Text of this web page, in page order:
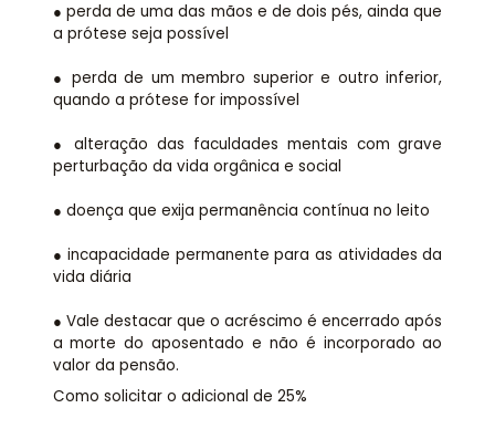
● perda de uma das mãos e de dois pés, ainda que
a prótese seja possível
● perda de um membro superior e outro inferior,
quando a prótese for impossível
● alteração das faculdades mentais com grave
perturbação da vida orgânica e social
● doença que exija permanência contínua no leito
● incapacidade permanente para as atividades da
vida diária
● Vale destacar que o acréscimo é encerrado após
a morte do aposentado e não é incorporado ao
valor da pensão.
Como solicitar o adicional de 25%